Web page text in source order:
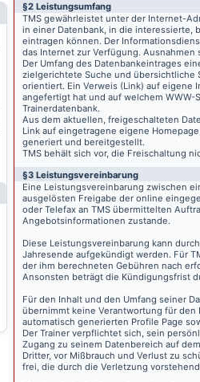
§2 Leistungsumfang
TMS gewährleistet unter der Internet-
in einer Datenbank, in die interessierte,
eintragen können. Der
das Internet zur Verfügung.
Der Umfang des Datenbankeintrages
zielgerichtete Suche und übersichtliche
orientiert. Ein Verweis (Link) auf eigene
angefertigt hat und auf welchem
Trainerdatenbank.
Aus dem aktuellen, freigeschalteten
Link auf eingetragene eigene
generiert und bereitgestellt.
TMS behält sich vor, die Freischaltung
§3 Leistungsvereinbarung
Eine Leistungsvereinbarung zwischen
ausgelösten Freigabe der online
oder Telefax an TMS übermittelten
Angebotsinformationen zustande.
Diese Leistungsvereinbarung kann
Jahresende aufgekündigt werden. Für
der ihm berechneten Gebühren nach
Ansonsten beträgt die Kündigungsfrist
Für den Inhalt und den Umfang seiner
übernimmt keine Verantwortung für den
automatisch generierten Profile Page
Der Trainer verpflichtet sich, sein
Zugang zu seinem Datenbereich auf
Dritter, vor Mißbrauch und Verlust zu
frei, die durch die Verletzung